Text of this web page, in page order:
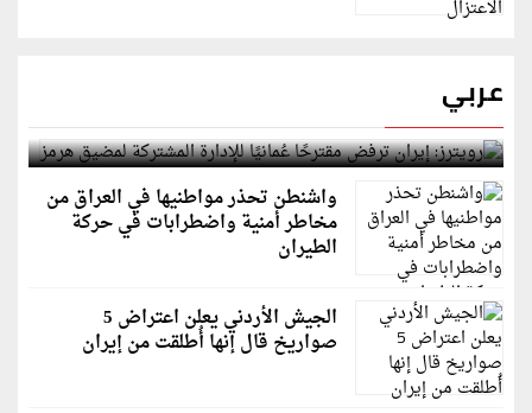
عربي
رويترز: إيران ترفض مقترحًا عُمانيًا للإدارة المشتركة
لمضيق هرمز
واشنطن تحذر مواطنيها في العراق من
مخاطر أمنية واضطرابات في حركة
الطيران
الجيش الأردني يعلن اعتراض 5
صواريخ قال إنها أُطلقت من إيران